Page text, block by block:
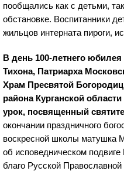
пообщались как с детьми,
обстановке. Воспитанники
жильцов интерната пироги,
В день 100-летнего
Тихона, Патриарха
Храм Пресвятой
района Курганской
урок, посвященный
окончании праздничного
воскресной школы матушка
об исповедническом
благо Русской